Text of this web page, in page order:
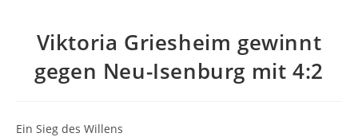
Viktoria Griesheim gewinnt
gegen Neu-Isenburg mit 4:2
Ein Sieg des Willens